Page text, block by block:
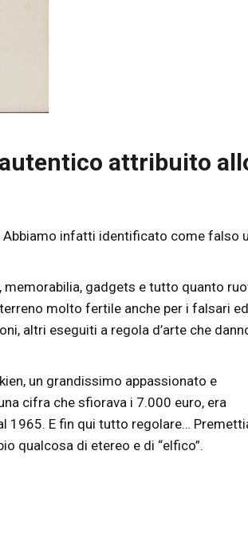
attribuito
infatti identificato come falso
memorabilia, gadgets e tutto quanto
molto fertile anche per i falsari
altri eseguiti a regola d’arte che
un grandissimo appassionato e
cifra che sfiorava i 7.000 euro, era
1965. E fin qui tutto regolare…
qualcosa di etereo e di “elfico”.